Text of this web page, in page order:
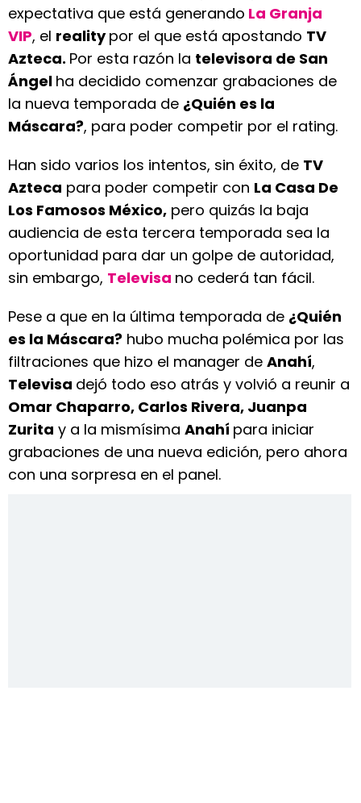
expectativa que está generando La Granja
VIP, el realitypor el que está apostando TV
Azteca. Por esta razón la televisora de San
Ángel ha decidido comenzar grabaciones de
la nueva temporada de ¿Quién es la
Máscara?, para poder competir por el rating.
Han sido varios los intentos, sin éxito, de TV
Azteca para poder competir con La Casa De
Los Famosos México, pero quizás la baja
audiencia de esta tercera temporada sea la
oportunidad para dar un golpe de autoridad,
sin embargo, Televisa no cederá tan fácil.
Pese a que en la última temporada de ¿Quién
es la Máscara? hubo mucha polémica por las
filtraciones que hizo el manager de Anahí,
Televisa dejó todo eso atrás y volvió a reunir a
Omar Chaparro, Carlos Rivera, Juanpa
Zurita y a la mismísima Anahí para iniciar
grabaciones de una nueva edición, pero ahora
con una sorpresa en el panel.